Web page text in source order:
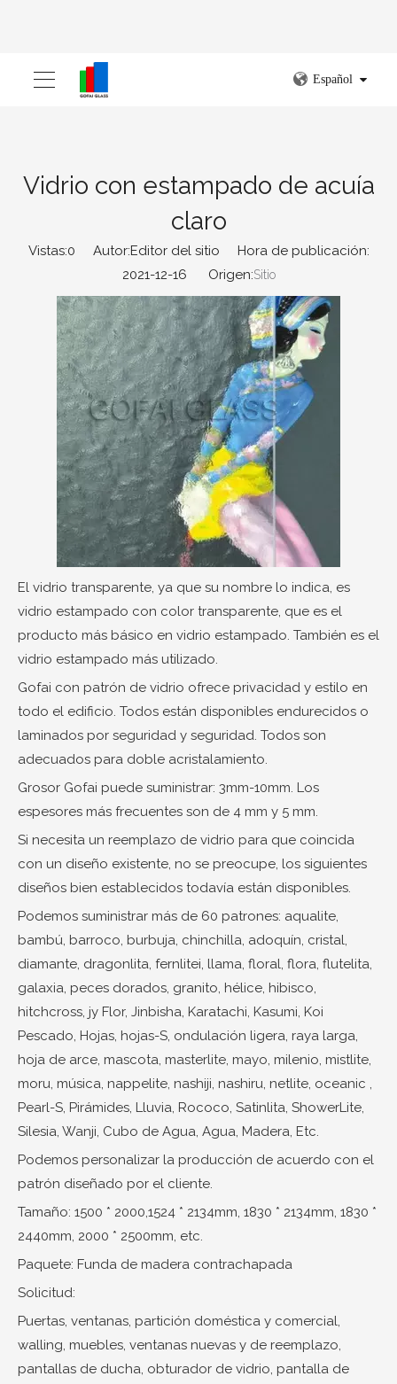
Español
Vidrio con estampado de acuía
claro
Vistas:0 Autor:Editor del sitio Hora de publicación:
2021-12-16 Origen:Sitio
El vidrio transparente, ya que su nombre lo indica, es
vidrio estampado con color transparente, que es el
producto más básico en vidrio estampado. También es el
vidrio estampado más utilizado.
Gofai con patrón de vidrio ofrece privacidad y estilo en
todo el edificio. Todos están disponibles endurecidos o
laminados por seguridad y seguridad. Todos son
adecuados para doble acristalamiento.
Grosor Gofai puede suministrar: 3mm-10mm. Los
espesores más frecuentes son de 4 mm y 5 mm.
Si necesita un reemplazo de vidrio para que coincida
con un diseño existente, no se preocupe, los siguientes
diseños bien establecidos todavía están disponibles.
Podemos suministrar más de 60 patrones: aqualite,
bambú, barroco, burbuja, chinchilla, adoquín, cristal,
diamante, dragonlita, fernlitei, llama, floral, flora, flutelita,
galaxia, peces dorados, granito, hélice, hibisco,
hitchcross, jy Flor, Jinbisha, Karatachi, Kasumi, Koi
Pescado, Hojas, hojas-S, ondulación ligera, raya larga,
hoja de arce, mascota, masterlite, mayo, milenio, mistlite,
moru, música, nappelite, nashiji, nashiru, netlite, oceanic ,
Pearl-S, Pirámides, Lluvia, Rococo, Satinlita, ShowerLite,
Silesia, Wanji, Cubo de Agua, Agua, Madera, Etc.
Podemos personalizar la producción de acuerdo con el
patrón diseñado por el cliente.
Tamaño: 1500 * 2000,1524 * 2134mm, 1830 * 2134mm, 1830 *
2440mm, 2000 * 2500mm, etc.
Paquete: Funda de madera contrachapada
Solicitud:
Puertas, ventanas, partición doméstica y comercial,
walling, muebles, ventanas nuevas y de reemplazo,
pantallas de ducha, obturador de vidrio, pantalla de